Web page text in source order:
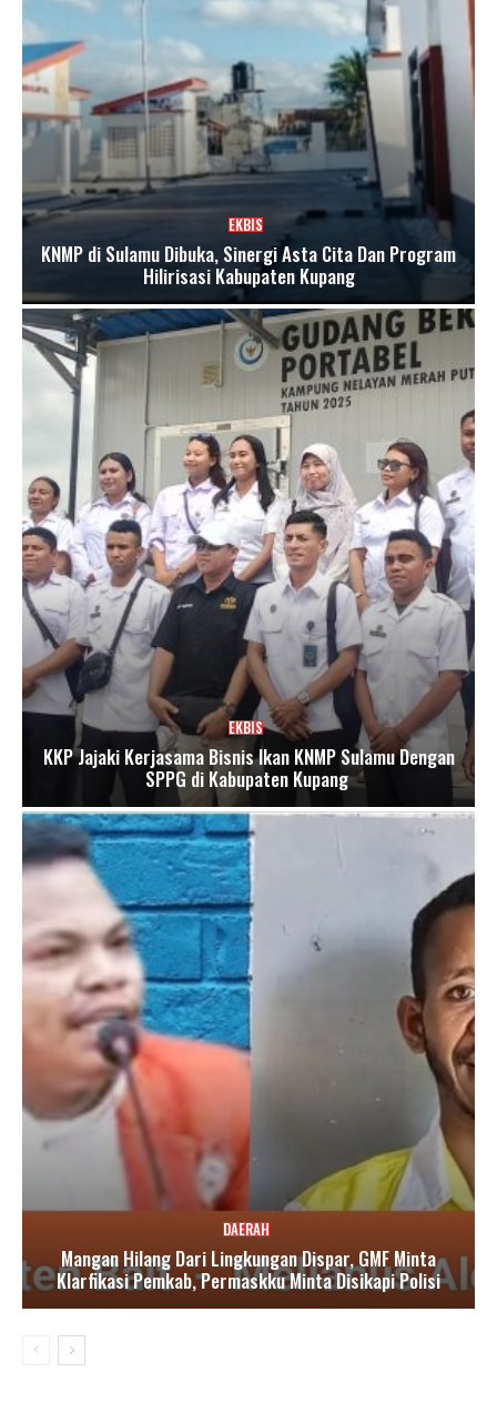
EKBIS
KNMP di Sulamu Dibuka, Sinergi Asta Cita Dan Program
Hilirisasi Kabupaten Kupang
EKBIS
KKP Jajaki Kerjasama Bisnis Ikan KNMP Sulamu Dengan
SPPG di Kabupaten Kupang
DAERAH
Mangan Hilang Dari Lingkungan Dispar, GMF Minta
Klarfikasi Pemkab, Permaskku Minta Disikapi Polisi